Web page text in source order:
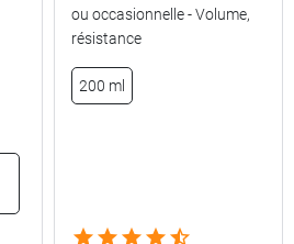
ou occasionnelle - Volume,
résistance
200 ml